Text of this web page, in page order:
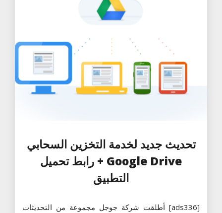
تحديث جديد لخدمة التخزين السحابي
Google Drive + رابط تحميل
التطبيق
[ads336] أطلقت شركة جوجل مجموعة من التحديثات